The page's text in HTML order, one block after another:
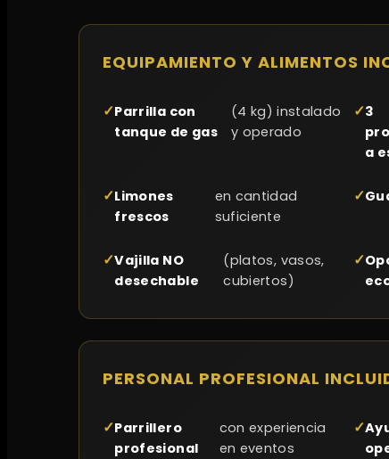
EQUIPAMIENTO Y ALIMENTOS
Parrilla con
tanque de gas
(4 kg) instalado
y operado
3
a
Limones
frescos
en cantidad
suficiente
Vajilla NO
desechable
(platos, vasos,
cubiertos)
PERSONAL PROFESIONAL
Parrillero
profesional
con experiencia
en eventos